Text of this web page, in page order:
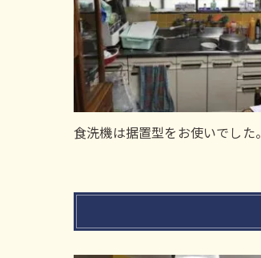
食洗機は据置型をお使いでした。